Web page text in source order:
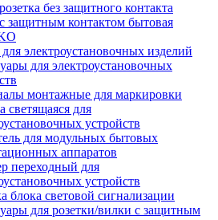
без защитного контакта
защитным контактом бытовая
электроустановочных изделий
для электроустановочных
монтажные для маркировки
светящаяся для
устройств
для модульных бытовых
аппаратов
переходный для
устройств
блока световой сигнализации
для розетки/вилки с защитным